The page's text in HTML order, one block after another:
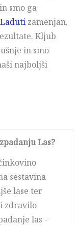
smo ga
Laduti zamenjan,
Kljub
in smo
najboljši
Las?
sestavina
lase ter
zdravilo
las -